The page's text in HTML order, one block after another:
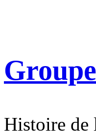
Histoire de